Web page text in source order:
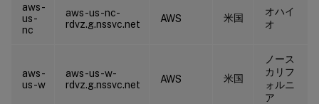
aws-
us-
nc
aws-us-nc-
rdvz.g.nssvc.net
AWS 米国
オハイ
オ
aws-
us-w
aws-us-w-
rdvz.g.nssvc.net
AWS 米国
ノース
カリフ
ォルニ
ア